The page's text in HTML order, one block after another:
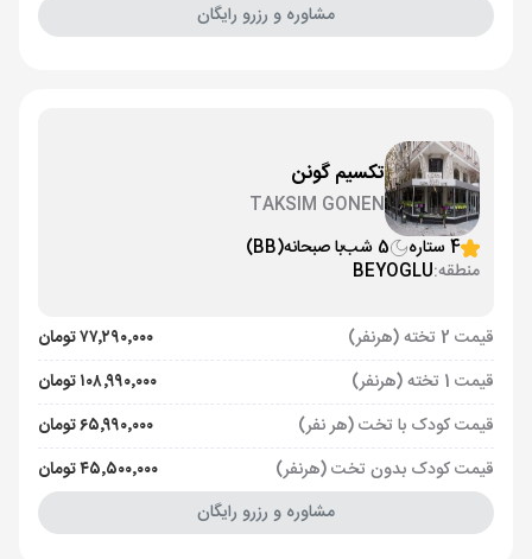
مشاوره و رزرو رایگان
تکسیم گونن
TAKSIM GONEN
4 ستاره
5 شب با صبحانه(BB)
منطقه:BEYOGLU
قیمت 2 تخته (هرنفر)
۷۷٬۲۹۰٬۰۰۰ تومان
قیمت 1 تخته (هرنفر)
۱۰۸٬۹۹۰٬۰۰۰ تومان
قیمت کودک با تخت (هر نفر)
۶۵٬۹۹۰٬۰۰۰ تومان
قیمت کودک بدون تخت (هرنفر)
۴۵٬۵۰۰٬۰۰۰ تومان
مشاوره و رزرو رایگان